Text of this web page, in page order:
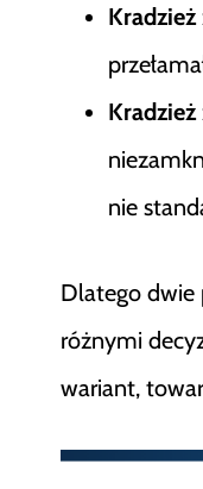
Kradzież
Kradzież
nie
Dlatego dwie
różnymi
wariant,